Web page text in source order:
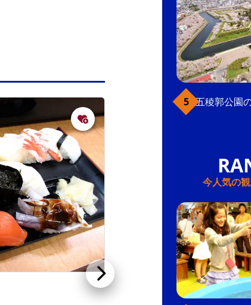
鮨処あうん亭 光
五稜郭公園
今人気の